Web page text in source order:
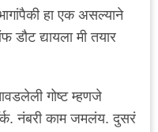
हा एक असल्याने
डौट द्यायला मी तयार
गोष्ट म्हणजे
नंबरी काम जमलंय. दुसरं